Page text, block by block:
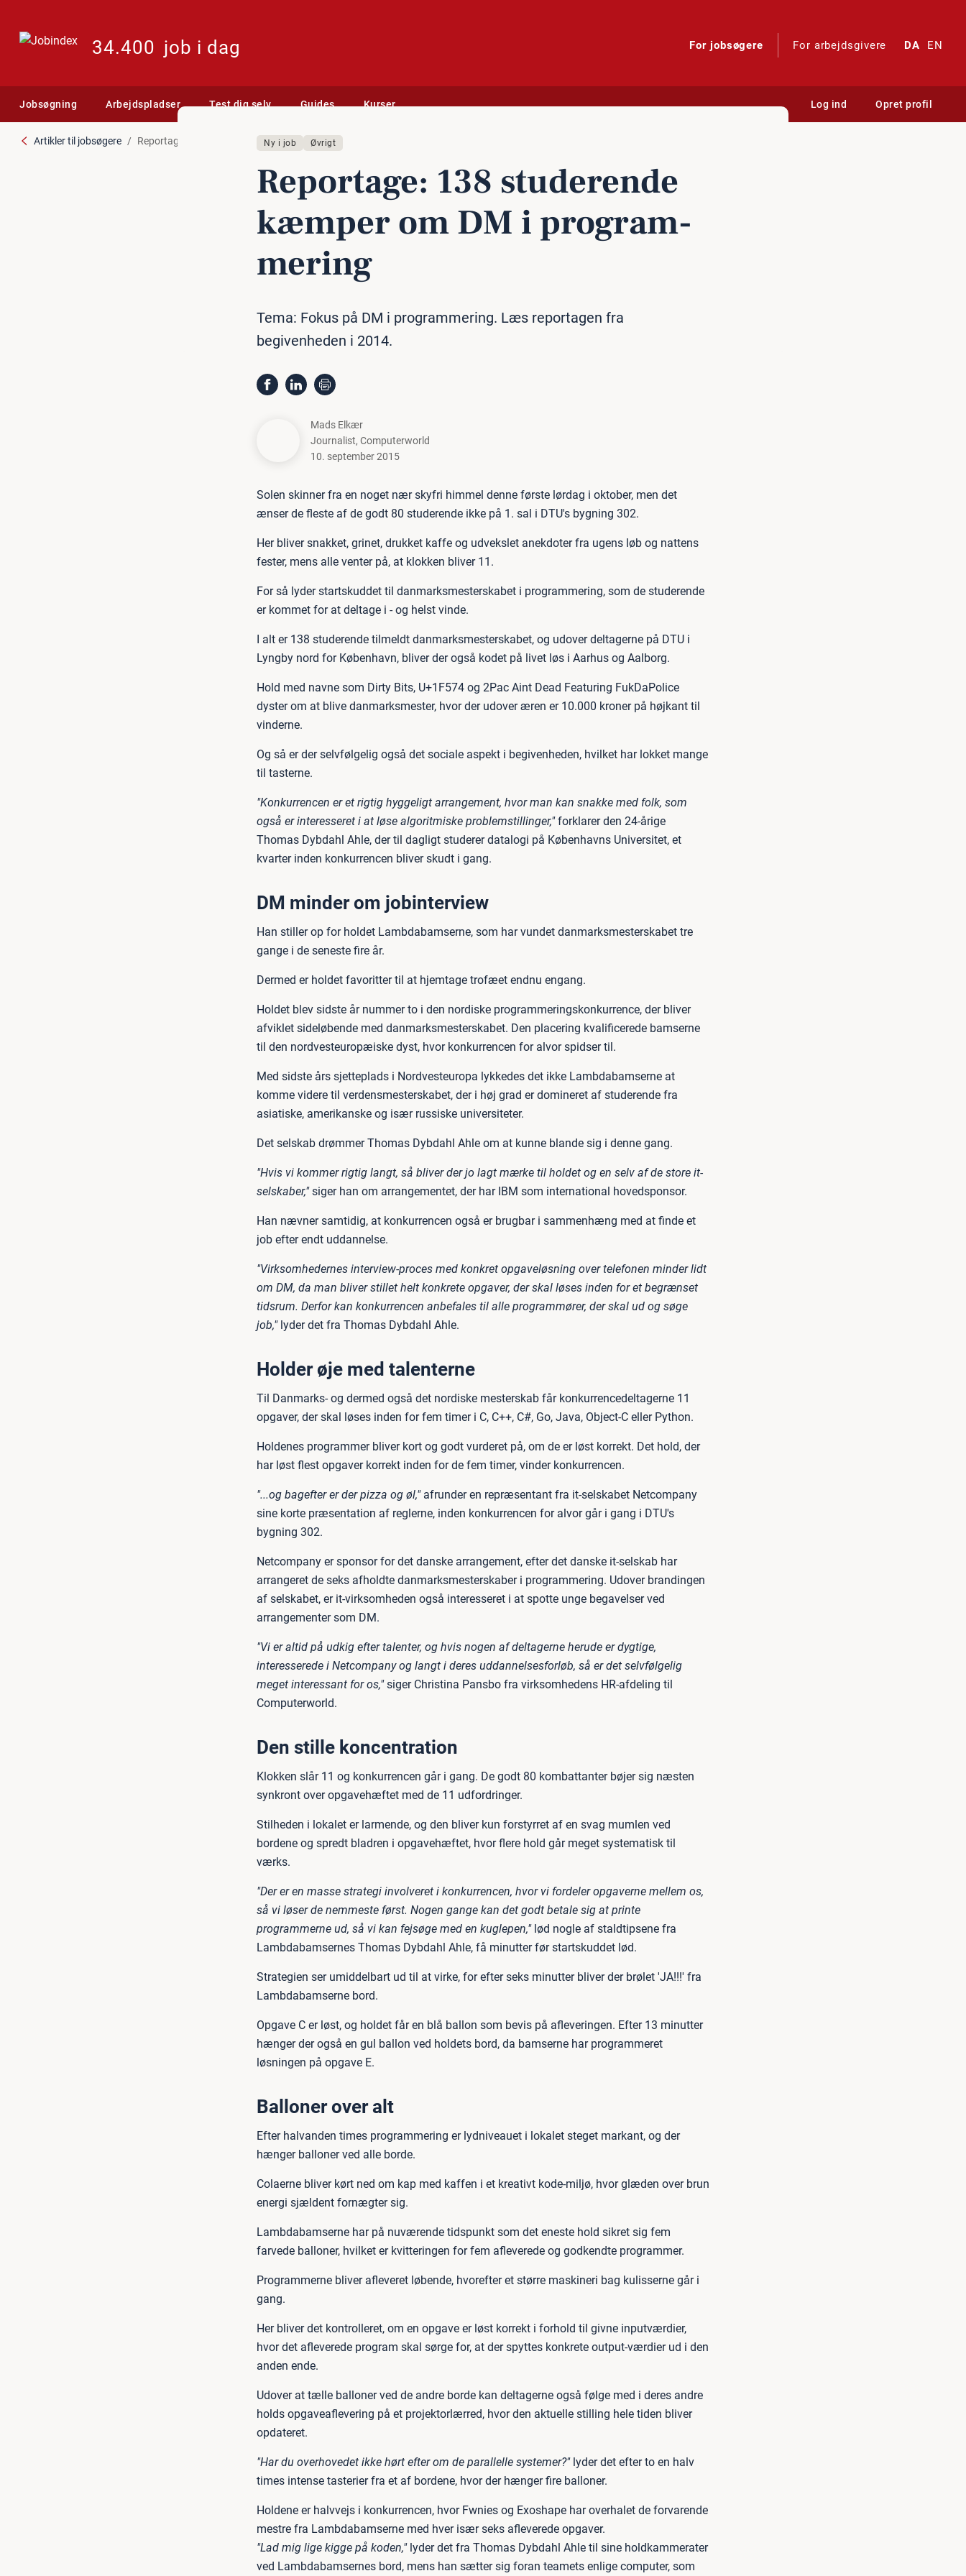
34.400 job i dag For jobsøgere For arbejdsgivere DA EN
Jobsøgning Arbejdspladser Test dig selv Guides Kurser Log ind Opret profil
Artikler til jobsøgere Reportage: 138 studerende kæmper om DM i programmering
Ny i job Øvrigt
Reportage: 138 stu­de­ren­de
kæmper om DM i pro­gram­
me­ring
Tema: Fokus på DM i programmering. Læs reportagen fra
begivenheden i 2014.
Mads Elkær
Journalist, Computerworld
10. september 2015
Solen skinner fra en noget nær skyfri himmel denne første lørdag i oktober, men det
ænser de fleste af de godt 80 studerende ikke på 1. sal i DTU's bygning 302.
Her bliver snakket, grinet, drukket kaffe og udvekslet anekdoter fra ugens løb og nattens
fester, mens alle venter på, at klokken bliver 11.
For så lyder startskuddet til danmarksmesterskabet i programmering, som de studerende
er kommet for at deltage i - og helst vinde.
I alt er 138 studerende tilmeldt danmarksmesterskabet, og udover deltagerne på DTU i
Lyngby nord for København, bliver der også kodet på livet løs i Aarhus og Aalborg.
Hold med navne som Dirty Bits, U+1F574 og 2Pac Aint Dead Featuring FukDaPolice
dyster om at blive danmarksmester, hvor der udover æren er 10.000 kroner på højkant til
vinderne.
Og så er der selvfølgelig også det sociale aspekt i begivenheden, hvilket har lokket mange
til tasterne.
"Konkurrencen er et rigtig hyggeligt arrangement, hvor man kan snakke med folk, som
også er interesseret i at løse algoritmiske problemstillinger,"forklarer den 24-årige
Thomas Dybdahl Ahle, der til dagligt studerer datalogi på Københavns Universitet, et
kvarter inden konkurrencen bliver skudt i gang.
DM minder om jobinterview
Han stiller op for holdet Lambdabamserne, som har vundet danmarksmesterskabet tre
gange i de seneste fire år.
Dermed er holdet favoritter til at hjemtage trofæet endnu engang.
Holdet blev sidste år nummer to i den nordiske programmeringskonkurrence, der bliver
afviklet sideløbende med danmarksmesterskabet. Den placering kvalificerede bamserne
til den nordvesteuropæiske dyst, hvor konkurrencen for alvor spidser til.
Med sidste års sjetteplads i Nordvesteuropa lykkedes det ikke Lambdabamserne at
komme videre til verdensmesterskabet, der i høj grad er domineret af studerende fra
asiatiske, amerikanske og især russiske universiteter.
Det selskab drømmer Thomas Dybdahl Ahle om at kunne blande sig i denne gang.
"Hvis vi kommer rigtig langt, så bliver der jo lagt mærke til holdet og en selv af de store it-
selskaber,"siger han om arrangementet, der har IBM som international hovedsponsor.
Han nævner samtidig, at konkurrencen også er brugbar i sammenhæng med at finde et
job efter endt uddannelse.
"Virksomhedernes interview-proces med konkret opgaveløsning over telefonen minder lidt
om DM, da man bliver stillet helt konkrete opgaver, der skal løses inden for et begrænset
tidsrum. Derfor kan konkurrencen anbefales til alle programmører, der skal ud og søge
job,"lyder det fra Thomas Dybdahl Ahle.
Holder øje med talenterne
Til Danmarks- og dermed også det nordiske mesterskab får konkurrencedeltagerne 11
opgaver, der skal løses inden for fem timer i C, C++, C#, Go, Java, Object-C eller Python.
Holdenes programmer bliver kort og godt vurderet på, om de er løst korrekt. Det hold, der
har løst flest opgaver korrekt inden for de fem timer, vinder konkurrencen.
"...og bagefter er der pizza og øl,"afrunder en repræsentant fra it-selskabet Netcompany
sine korte præsentation af reglerne, inden konkurrencen for alvor går i gang i DTU's
bygning 302.
Netcompany er sponsor for det danske arrangement, efter det danske it-selskab har
arrangeret de seks afholdte danmarksmesterskaber i programmering. Udover brandingen
af selskabet, er it-virksomheden også interesseret i at spotte unge begavelser ved
arrangementer som DM.
"Vi er altid på udkig efter talenter, og hvis nogen af deltagerne herude er dygtige,
interesserede i Netcompany og langt i deres uddannelsesforløb, så er det selvfølgelig
meget interessant for os,"siger Christina Pansbo fra virksomhedens HR-afdeling til
Computerworld.
Den stille koncentration
Klokken slår 11 og konkurrencen går i gang. De godt 80 kombattanter bøjer sig næsten
synkront over opgavehæftet med de 11 udfordringer.
Stilheden i lokalet er larmende, og den bliver kun forstyrret af en svag mumlen ved
bordene og spredt bladren i opgavehæftet, hvor flere hold går meget systematisk til
værks.
"Der er en masse strategi involveret i konkurrencen, hvor vi fordeler opgaverne mellem os,
så vi løser de nemmeste først. Nogen gange kan det godt betale sig at printe
programmerne ud, så vi kan fejsøge med en kuglepen,"lød nogle af staldtipsene fra
Lambdabamsernes Thomas Dybdahl Ahle, få minutter før startskuddet lød.
Strategien ser umiddelbart ud til at virke, for efter seks minutter bliver der brølet 'JA!!!' fra
Lambdabamserne bord.
Opgave C er løst, og holdet får en blå ballon som bevis på afleveringen. Efter 13 minutter
hænger der også en gul ballon ved holdets bord, da bamserne har programmeret
løsningen på opgave E.
Balloner over alt
Efter halvanden times programmering er lydniveauet i lokalet steget markant, og der
hænger balloner ved alle borde.
Colaerne bliver kørt ned om kap med kaffen i et kreativt kode-miljø, hvor glæden over brun
energi sjældent fornægter sig.
Lambdabamserne har på nuværende tidspunkt som det eneste hold sikret sig fem
farvede balloner, hvilket er kvitteringen for fem afleverede og godkendte programmer.
Programmerne bliver afleveret løbende, hvorefter et større maskineri bag kulisserne går i
gang.
Her bliver det kontrolleret, om en opgave er løst korrekt i forhold til givne inputværdier,
hvor det afleverede program skal sørge for, at der spyttes konkrete output-værdier ud i den
anden ende.
Udover at tælle balloner ved de andre borde kan deltagerne også følge med i deres andre
holds opgaveaflevering på et projektorlærred, hvor den aktuelle stilling hele tiden bliver
opdateret.
"Har du overhovedet ikke hørt efter om de parallelle systemer?"lyder det efter to en halv
times intense tasterier fra et af bordene, hvor der hænger fire balloner.
Holdene er halvvejs i konkurrencen, hvor Fwnies og Exoshape har overhalet de forvarende
mestre fra Lambdabamserne med hver især seks afleverede opgaver.
"Lad mig lige kigge på koden,"lyder det fra Thomas Dybdahl Ahle til sine holdkammerater
ved Lambdabamsernes bord, mens han sætter sig foran teamets enlige computer, som